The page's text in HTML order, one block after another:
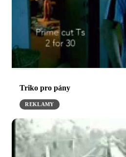
Triko pro pány
REKLAMY